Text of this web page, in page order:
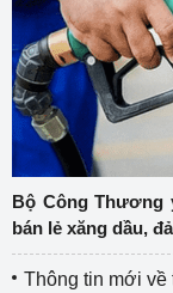
Bộ Công Thương
bán lẻ xăng dầu,
Thông tin mới về